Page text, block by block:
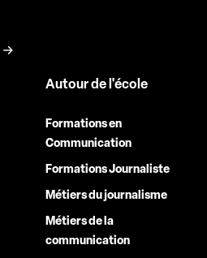
Autour de l'école
Formations en
Communication
Formations Journaliste
Métiers du journalisme
Métiers de la
communication